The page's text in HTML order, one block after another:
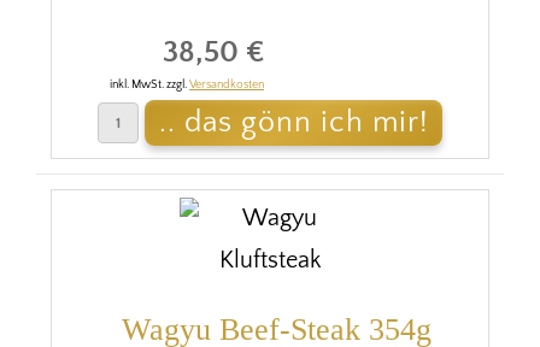
38,50 €
inkl. MwSt. zzgl.Versandkosten
Wagyu Beef-Steak 354g